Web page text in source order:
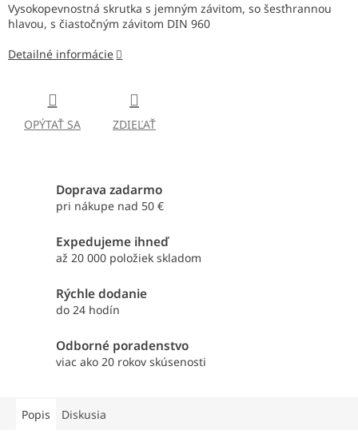
Vysokopevnostná skrutka s jemným závitom, so šesťhrannou
hlavou, s čiastočným závitom DIN 960
Detailné informácie
OPÝTAŤ SA ZDIEĽAŤ
Doprava zadarmo
pri nákupe nad 50 €
Expedujeme ihneď
až 20 000 položiek skladom
Rýchle dodanie
do 24 hodín
Odborné poradenstvo
viac ako 20 rokov skúsenosti
Popis Diskusia